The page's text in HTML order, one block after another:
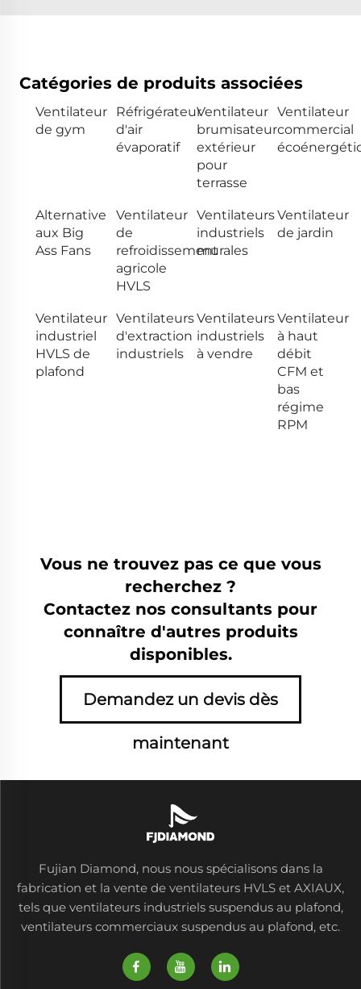
Catégories de produits associées
Ventilateur
de gym
Réfrigérateur
d'air
évaporatif
Ventilateur
brumisateur
extérieur
pour
terrasse
Ventilateur
commercial
Alternative
aux Big
Ass Fans
Ventilateur
de
refroidissement
agricole
HVLS
Ventilateurs
industriels
murales
Ventilateur
de jardin
Ventilateur
industriel
HVLS de
plafond
Ventilateurs
d'extraction
industriels
Ventilateurs
industriels
à vendre
Ventilateur
à haut
débit
CFM et
bas
régime
RPM
Vous ne trouvez pas ce que vous
recherchez ?
Contactez nos consultants pour
connaître d'autres produits
disponibles.
Demandez un devis dès
maintenant
Fujian Diamond, nous nous spécialisons dans la
fabrication et la vente de ventilateurs HVLS et AXIAUX,
tels que ventilateurs industriels suspendus au plafond,
ventilateurs commerciaux suspendus au plafond, etc.